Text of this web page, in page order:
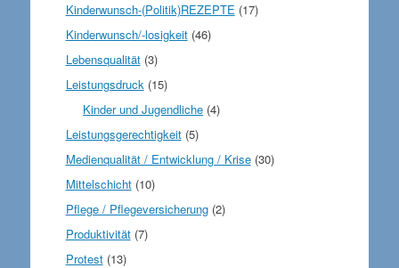
Kinderwunsch-(Politik)REZEPTE (17)
Kinderwunsch/-losigkeit(46)
Lebensqualität(3)
Leistungsdruck(15)
Kinder und Jugendliche (4)
Leistungsgerechtigkeit(5)
Medienqualität / Entwicklung / Krise(30)
Mittelschicht(10)
Pflege / Pflegeversicherung(2)
Produktivität(7)
Protest(13)